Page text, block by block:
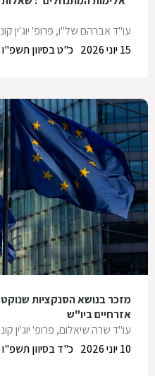
עו"ד אברהם של"ו, פרופ' יוג'ין
כ"ט בסיוון תשפ"ו
15 יוני 2026
מזכר בנושא הסנקציות שנוקט
אזרחיים ביו"ש
עו"ד שרה שיאלום, פרופ' יוג'ין
כ"ד בסיוון תשפ"ו
10 יוני 2026